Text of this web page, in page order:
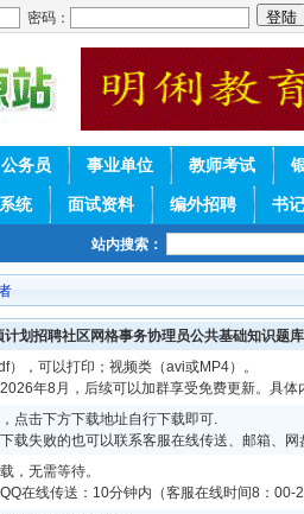
密码：
公务员 事业单位 教师考试
统 面试资料 编外招聘 书
站内搜索：
划招聘社区网格事务协理员公共基础知识题
），可以打印；视频类（avi或MP4）。
年8月，后续可以加群享受免费更新。具体
点击下方下载地址自行下载即可.
载失败的也可以联系客服在线传送、邮箱、网
，无需等待。
在线传送：10分钟内（客服在线时间8：00-